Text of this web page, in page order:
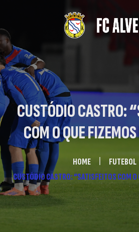
CUSTÓDIO CASTRO:
COM O QUE
HOME
FUTEBOL
CUSTÓDIO CASTRO: “SATISFEITOS COM O